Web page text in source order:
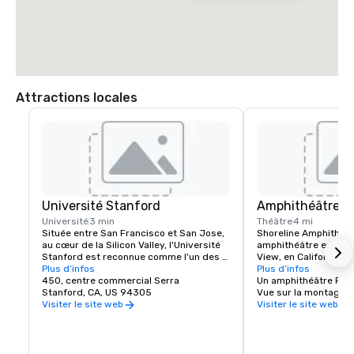
Attractions locales
Université Stanford
Université3 min
Située entre San Francisco et San Jose,
au cœur de la Silicon Valley, l'Université
Stanford est reconnue comme l'un des
meilleurs établissements de recherche
et d'enseignement au monde.
Plus d’infos
450, centre commercial Serra
Stanford, CA, US 94305
Visiter le site web
Amphithéâtre
Théâtre4 mi
Shoreline
amphithéâtre
View, en Californie,
baie de San
capacité de 22 500
Plus d’infos
Un amphithéâtre
Vue sur la montagne,
Visiter le site web